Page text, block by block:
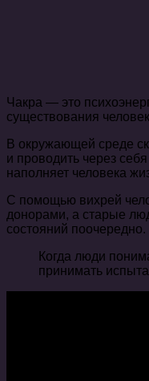
Чакра — это
существования
В окружающей среде
и проводить через
наполняет человека
С помощью вихрей
донорами, а старые
состояний поочередно.
Когда люди
принимать